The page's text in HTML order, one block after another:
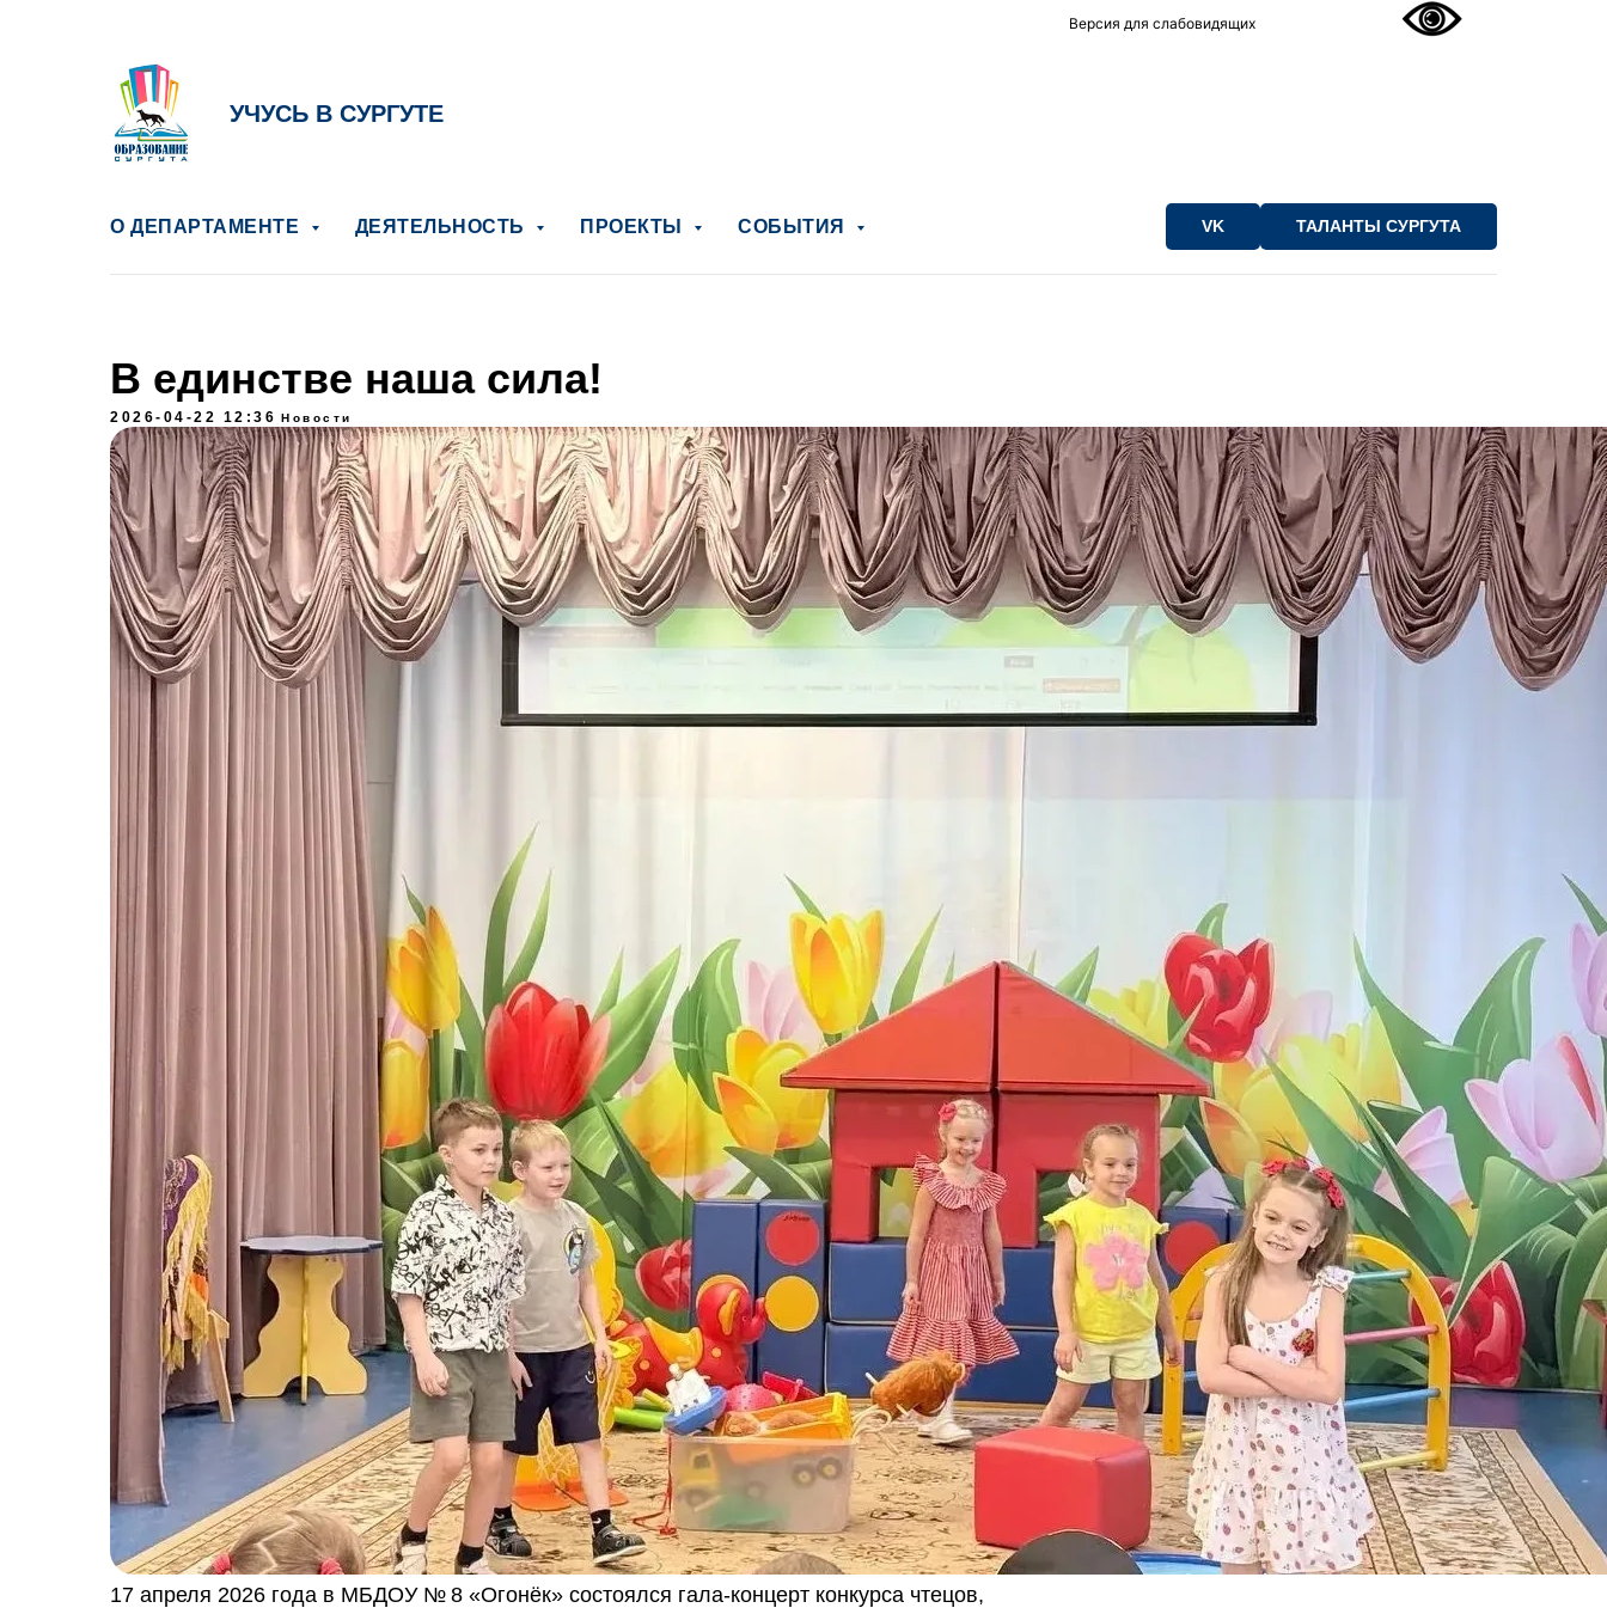
Версия для слабовидящих
УЧУСЬ В СУРГУТЕ
О ДЕПАРТАМЕНТЕ ДЕЯТЕЛЬНОСТЬ ПРОЕКТЫ СОБЫТИЯ VK ТАЛАНТЫ СУРГУТА
В единстве наша сила!
2026-04-22 12:36 Новости
17 апреля 2026 года в МБДОУ № 8 «Огонёк» состоялся гала-концерт конкурса чтецов,